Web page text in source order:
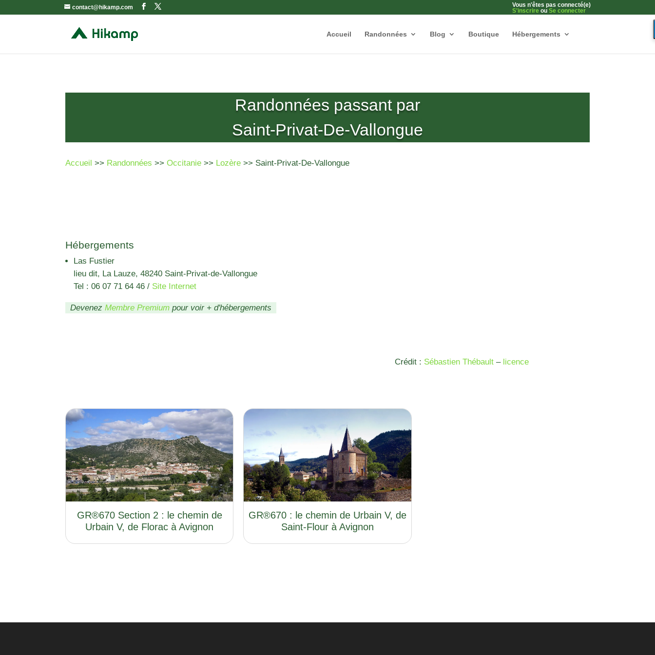
contact@hikamp.com
Vous n'êtes pas connecté(e)
S'inscrire ou Se connecter
Accueil Randonnées Blog Boutique Hébergements
Randonnées passant par
Saint-Privat-De-Vallongue
Accueil >> Randonnées >>Occitanie >> Lozère >> Saint-Privat-De-Vallongue
Crédit : Sébastien Thébault– licence
Hébergements
Las Fustier
lieu dit, La Lauze, 48240 Saint-Privat-de-Vallongue
Tel : 06 07 71 64 46 / Site Internet
DevenezMembre Premium pour voir + d'hébergements
GR®670 Section 2 : le chemin de
Urbain V, de Florac à Avignon
GR®670 : le chemin de Urbain V, de
Saint-Flour à Avignon